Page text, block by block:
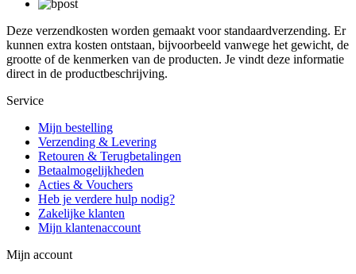
Deze verzendkosten worden gemaakt voor standaardverzending. Er
kunnen extra kosten ontstaan, bijvoorbeeld vanwege het gewicht, de
grootte of de kenmerken van de producten. Je vindt deze informatie
direct in de productbeschrijving.
Service
Mijn bestelling
Verzending & Levering
Retouren & Terugbetalingen
Betaalmogelijkheden
Acties & Vouchers
Heb je verdere hulp nodig?
Zakelijke klanten
Mijn klantenaccount
Mijn account